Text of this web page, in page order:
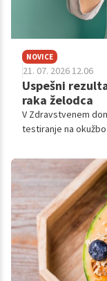
NOVICE
21. 07. 2026 12.06
Uspešni
raka želodca
V Zdravstvenem
testiranje na